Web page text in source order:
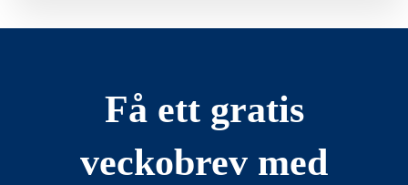
Få ett gratis
veckobrev med